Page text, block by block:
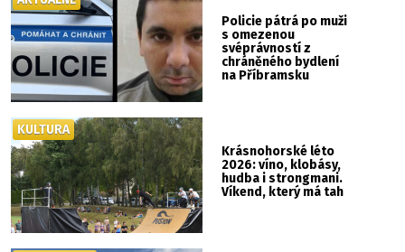
Policie pátrá po muži
s omezenou
svéprávností z
chráněného bydlení
na Příbramsku
Krásnohorské léto
2026: víno, klobásy,
hudba i strongmani.
Víkend, který má tah
KULTURA